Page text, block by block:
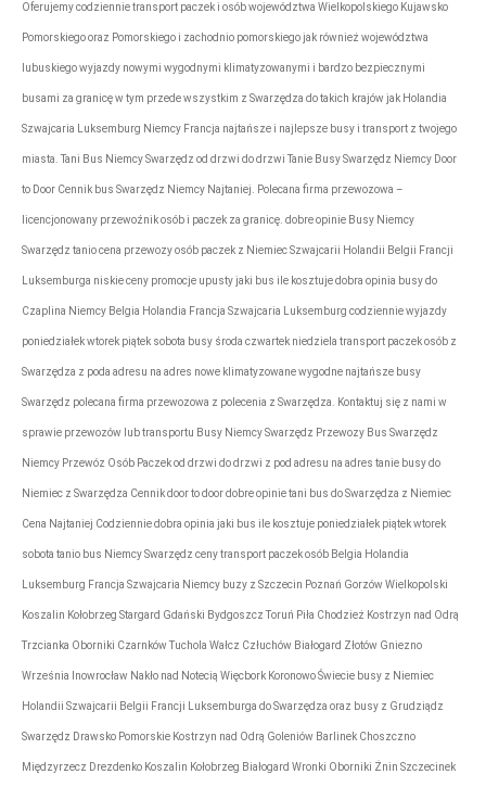
Oferujemy codziennie transport paczek i osób województwa Wielkopolskiego Kujawsko
Pomorskiego oraz Pomorskiego i zachodnio pomorskiego jak również województwa
lubuskiego wyjazdy nowymi wygodnymi klimatyzowanymi i bardzo bezpiecznymi
busami za granicę w tym przede wszystkim z Swarzędza do takich krajów jak Holandia
Szwajcaria Luksemburg Niemcy Francja najtańsze i najlepsze busy i transport z twojego
miasta. Tani Bus Niemcy Swarzędz od drzwi do drzwi Tanie Busy Swarzędz Niemcy Door
to Door Cennik bus Swarzędz Niemcy Najtaniej. Polecana firma przewozowa –
licencjonowany przewoźnik osób i paczek za granicę. dobre opinie Busy Niemcy
Swarzędz tanio cena przewozy osób paczek z Niemiec Szwajcarii Holandii Belgii Francji
Luksemburga niskie ceny promocje upusty jaki bus ile kosztuje dobra opinia busy do
Czaplina Niemcy Belgia Holandia Francja Szwajcaria Luksemburg codziennie wyjazdy
poniedziałek wtorek piątek sobota busy środa czwartek niedziela transport paczek osób z
Swarzędza z poda adresu na adres nowe klimatyzowane wygodne najtańsze busy
Swarzędz polecana firma przewozowa z polecenia z Swarzędza. Kontaktuj się z nami w
sprawie przewozów lub transportu Busy Niemcy Swarzędz Przewozy Bus Swarzędz
Niemcy Przewóz Osób Paczek od drzwi do drzwi z pod adresu na adres tanie busy do
Niemiec z Swarzędza Cennik door to door dobre opinie tani bus do Swarzędza z Niemiec
Cena Najtaniej Codziennie dobra opinia jaki bus ile kosztuje poniedziałek piątek wtorek
sobota tanio bus Niemcy Swarzędz ceny transport paczek osób Belgia Holandia
Luksemburg Francja Szwajcaria Niemcy buzy z Szczecin Poznań Gorzów Wielkopolski
Koszalin Kołobrzeg Stargard Gdański Bydgoszcz Toruń Piła Chodzież Kostrzyn nad Odrą
Trzcianka Oborniki Czarnków Tuchola Wałcz Człuchów Białogard Złotów Gniezno
Września Inowrocław Nakło nad Notecią Więcbork Koronowo Świecie busy z Niemiec
Holandii Szwajcarii Belgii Francji Luksemburga do Swarzędza oraz busy z Grudziądz
Swarzędz Drawsko Pomorskie Kostrzyn nad Odrą Goleniów Barlinek Choszczno
Międzyrzecz Drezdenko Koszalin Kołobrzeg Białogard Wronki Oborniki Żnin Szczecinek